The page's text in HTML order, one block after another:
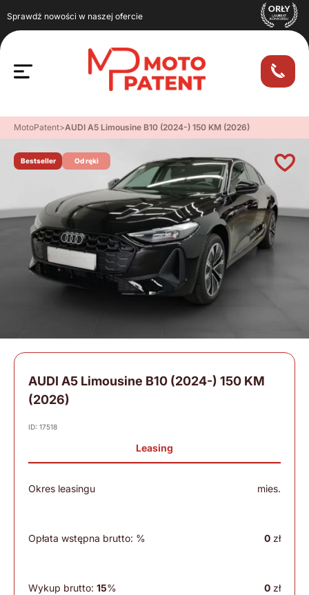
Sprawdź nowości w naszej ofercie
MotoPatent>AUDI A5 Limousine B10 (2024-) 150 KM (2026)
Bestseller Od ręki
AUDI A5 Limousine B10 (2024-) 150 KM
(2026)
ID: 17518
Leasing
Okres leasingu mies.
Opłata wstępna brutto: % 0 zł
Wykup brutto: 15% 0 zł